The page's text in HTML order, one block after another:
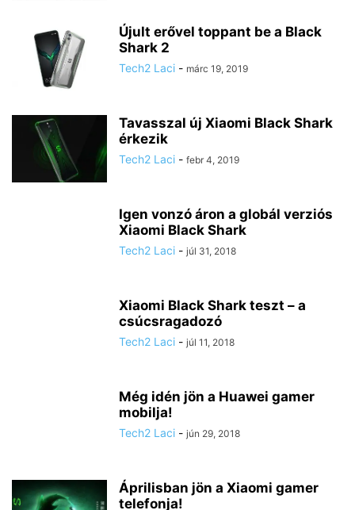
Újult erővel toppant be a Black
Shark 2
Tech2 Laci - márc 19, 2019
Tavasszal új Xiaomi Black Shark
érkezik
Tech2 Laci - febr 4, 2019
Igen vonzó áron a globál verziós
Xiaomi Black Shark
Tech2 Laci - júl 31, 2018
Xiaomi Black Shark teszt – a
csúcsragadozó
Tech2 Laci - júl 11, 2018
Még idén jön a Huawei gamer
mobilja!
Tech2 Laci - jún 29, 2018
Áprilisban jön a Xiaomi gamer
telefonja!